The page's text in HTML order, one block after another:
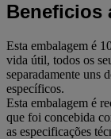
Beneficios
Esta embalagem é
vida útil, todos os
separadamente uns
específicos.
Esta embalagem é
que foi concebida
as especificações